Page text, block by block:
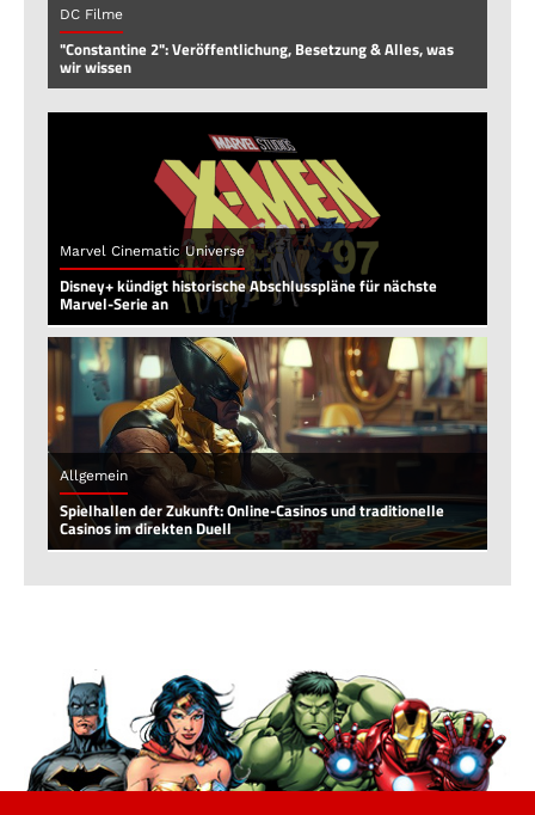
DC Filme
"Constantine 2": Veröffentlichung, Besetzung & Alles, was
wir wissen
Marvel Cinematic Universe
Disney+ kündigt historische Abschlusspläne für nächste
Marvel-Serie an
Allgemein
Spielhallen der Zukunft: Online-Casinos und traditionelle
Casinos im direkten Duell